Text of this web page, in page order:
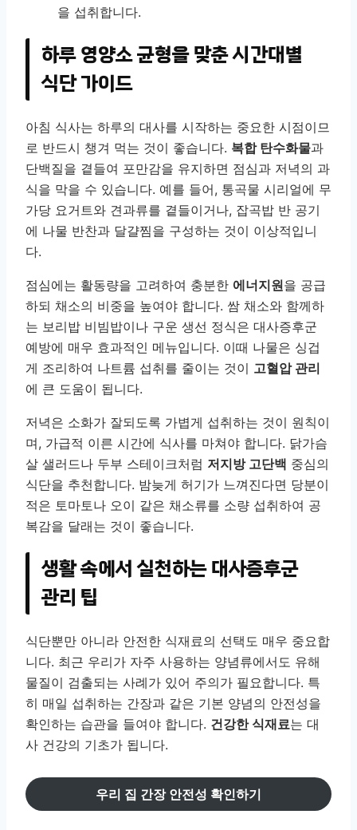
을 섭취합니다.
하루 영양소 균형을 맞춘 시간대별
식단 가이드
아침 식사는 하루의 대사를 시작하는 중요한 시점이므
로 반드시 챙겨 먹는 것이 좋습니다. 복합 탄수화물과
단백질을 곁들여 포만감을 유지하면 점심과 저녁의 과
식을 막을 수 있습니다. 예를 들어, 통곡물 시리얼에 무
가당 요거트와 견과류를 곁들이거나, 잡곡밥 반 공기
에 나물 반찬과 달걀찜을 구성하는 것이 이상적입니
다.
점심에는 활동량을 고려하여 충분한 에너지원을 공급
하되 채소의 비중을 높여야 합니다. 쌈 채소와 함께하
는 보리밥 비빔밥이나 구운 생선 정식은 대사증후군
예방에 매우 효과적인 메뉴입니다. 이때 나물은 싱겁
게 조리하여 나트륨 섭취를 줄이는 것이 고혈압 관리
에 큰 도움이 됩니다.
저녁은 소화가 잘되도록 가볍게 섭취하는 것이 원칙이
며, 가급적 이른 시간에 식사를 마쳐야 합니다. 닭가슴
살 샐러드나 두부 스테이크처럼 저지방 고단백 중심의
식단을 추천합니다. 밤늦게 허기가 느껴진다면 당분이
적은 토마토나 오이 같은 채소류를 소량 섭취하여 공
복감을 달래는 것이 좋습니다.
생활 속에서 실천하는 대사증후군
관리 팁
식단뿐만 아니라 안전한 식재료의 선택도 매우 중요합
니다. 최근 우리가 자주 사용하는 양념류에서도 유해
물질이 검출되는 사례가 있어 주의가 필요합니다. 특
히 매일 섭취하는 간장과 같은 기본 양념의 안전성을
확인하는 습관을 들여야 합니다. 건강한 식재료는 대
사 건강의 기초가 됩니다.
우리 집 간장 안전성 확인하기